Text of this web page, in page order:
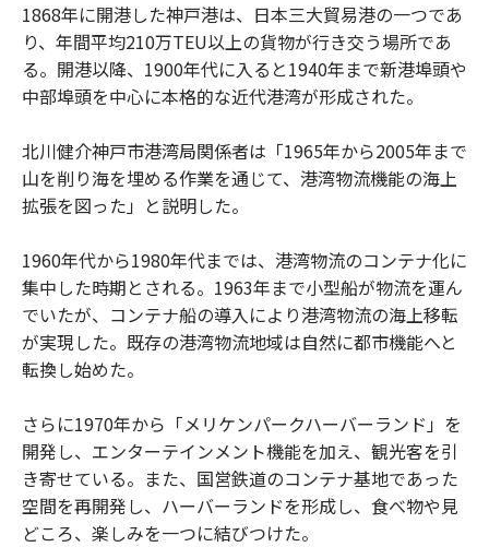
1868年に開港した神戸港は、日本三大貿易港の一つであ
り、年間平均210万TEU以上の貨物が行き交う場所であ
る。開港以降、1900年代に入ると1940年まで新港埠頭や
中部埠頭を中心に本格的な近代港湾が形成された。
北川健介神戸市港湾局関係者は「1965年から2005年まで
山を削り海を埋める作業を通じて、港湾物流機能の海上
拡張を図った」と説明した。
1960年代から1980年代までは、港湾物流のコンテナ化に
集中した時期とされる。1963年まで小型船が物流を運ん
でいたが、コンテナ船の導入により港湾物流の海上移転
が実現した。既存の港湾物流地域は自然に都市機能へと
転換し始めた。
さらに1970年から「メリケンパークハーバーランド」を
開発し、エンターテインメント機能を加え、観光客を引
き寄せている。また、国営鉄道のコンテナ基地であった
空間を再開発し、ハーバーランドを形成し、食べ物や見
どころ、楽しみを一つに結びつけた。